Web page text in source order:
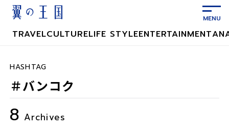
TRAVELCULTURELIFE STYLEENTERTAINMENT
＃バンコク
HASHTAG
8 Archives